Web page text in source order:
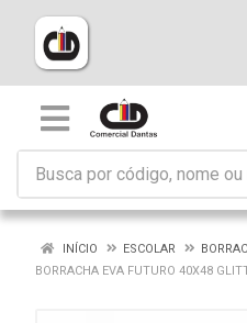
INÍCIO ESCOLAR
BORRACHA EVA FUTURO 40X48